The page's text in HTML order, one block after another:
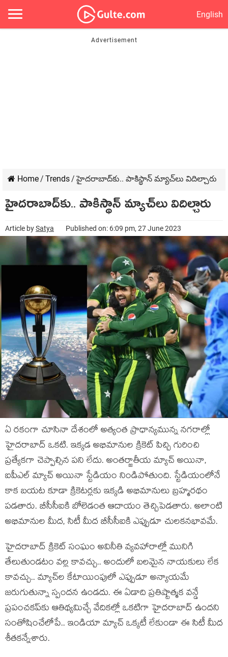
English
Home/ Trends/ హైదరాబాద్‌కు.. పాకిస్థాన్ మ్యాచ్‌లు విదిల్చారు
హైదరాబాద్‌కు.. పాకిస్థాన్ మ్యాచ్‌లు విదిల్చారు
Article bySatya Published on: 6:09 pm, 27 June 2023
ఏ రకంగా చూసినా దేశంలో అత్యంత ప్రాధాన్యమున్న నగరాల్లో
హైదరాబాద్ ఒకటి. ఇక్కడ అభిమానుల క్రికెట్ పిచ్చి గురించి
ప్రత్యేకగా చెప్పాల్సిన పని లేదు. అంతర్జాతీయ మ్యాచ్ అయినా,
ఐపీఎల్ మ్యాచ్ అయినా స్టేడియం నిండిపోతుంది. స్టేడియంలోనే
కాక బయట కూడా క్రికెటర్లకు ఇక్కడి అభిమానులు బ్రహ్మరథం
పడతారు. బీసీసీఐకి బోలెడంత ఆదాయం తెచ్చిపెడతారు. అలాంటి
అభిమానుల మీద, సిటీ మీద బీసీసీఐకి ఎప్పుడూ చులకనభావమే.
హైదరాబాద్ క్రికెట్ సంఘం అవినీతి వ్యవహారాల్లో మునిగి
తేలుతుండటం వల్ల కావచ్చు.. అందులో బలమైన నాయకులు లేక
కావచ్చు.. మ్యాచ్‌ల కేటాయింపులో ఎప్పుడూ అన్యాయమే
జరుగుతున్నా స్పందన ఉండదు. ఈ ఏడాది ప్రతిష్టాత్మక వన్డే
ప్రపంచకప్‌కు ఆతిథ్యమిచ్చే వేదికల్లో ఒకటిగా హైదరాబాద్ ఉందని
సంతోషించేలోపే.. ఇండియా మ్యాచ్ ఒక్కటీ లేకుండా ఈ సిటీ మీద
శీతకన్నేశారు.